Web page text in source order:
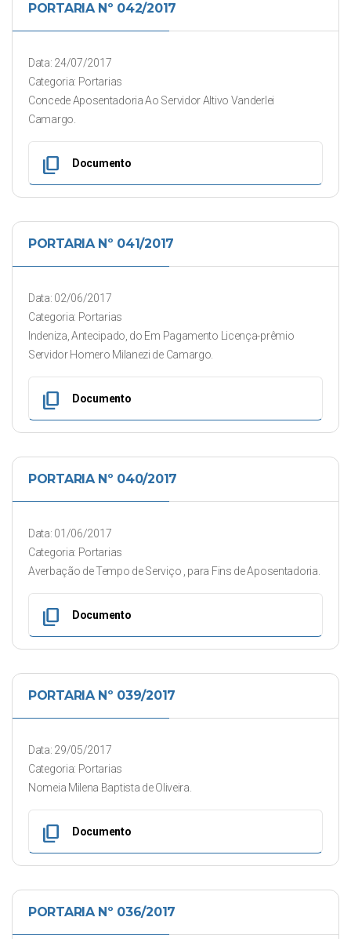
PORTARIA Nº 042/2017
Data: 24/07/2017
Categoria: Portarias
Concede Aposentadoria Ao Servidor Altivo Vanderlei
Camargo.
content_copy Documento
PORTARIA Nº 041/2017
Data: 02/06/2017
Categoria: Portarias
Indeniza, Antecipado, do Em Pagamento Licença-prêmio
Servidor Homero Milanezi de Camargo.
content_copy Documento
PORTARIA Nº 040/2017
Data: 01/06/2017
Categoria: Portarias
Averbação de Tempo de Serviço , para Fins de Aposentadoria.
content_copy Documento
PORTARIA Nº 039/2017
Data: 29/05/2017
Categoria: Portarias
Nomeia Milena Baptista de Oliveira.
content_copy Documento
PORTARIA Nº 036/2017